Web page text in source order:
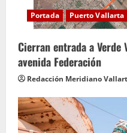
Portada Puerto Vallarta
Cierran entrada a
avenida Federación
Redacción Meridiano